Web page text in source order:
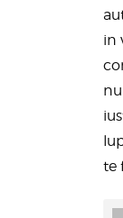
in
te